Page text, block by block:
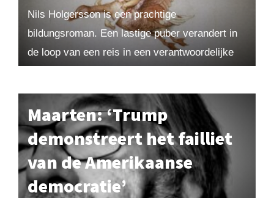
Nils Holgersson is een prachtige
bildungsroman. Een lastige puber verandert in
de loop van een reis in een verantwoordelijke
Maarten: ‘Trump
demonstreert het failliet
van de Amerikaanse
democratie’